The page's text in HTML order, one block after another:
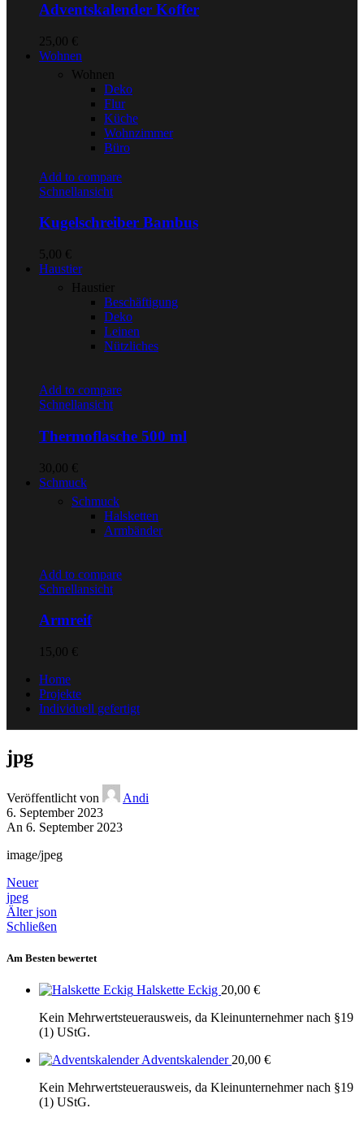
Adventskalender Koffer
25,00 €
Wohnen
Wohnen
Deko
Flur
Küche
Wohnzimmer
Büro
Add to compare
Schnellansicht
Kugelschreiber Bambus
5,00 €
Haustier
Haustier
Beschäftigung
Deko
Leinen
Nützliches
Add to compare
Schnellansicht
Thermoflasche 500 ml
30,00 €
Schmuck
Schmuck
Halsketten
Armbänder
Add to compare
Schnellansicht
Armreif
15,00 €
Home
Projekte
Individuell gefertigt
jpg
Veröffentlicht von
Andi
6. September 2023
An 6. September 2023
image/jpeg
Neuer
jpeg
Älter json
Schließen
Am Besten bewertet
Halskette Eckig 20,00 €
Kein Mehrwertsteuerausweis, da Kleinunternehmer nach §19
(1) UStG.
Adventskalender 20,00 €
Kein Mehrwertsteuerausweis, da Kleinunternehmer nach §19
(1) UStG.